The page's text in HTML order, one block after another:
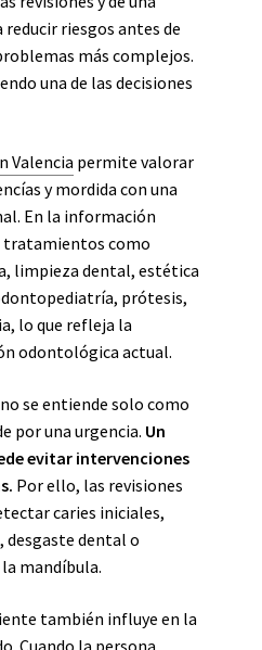
reducir riesgos antes de
más complejos.
una de las decisiones
Valencia permite valorar
y mordida con una
En la información
tratamientos como
limpieza dental, estética
prótesis,
lo que refleja la
odontológica actual.
se entiende solo como
por una urgencia. Un
evitar intervenciones
Por ello, las revisiones
caries iniciales,
desgaste dental o
mandíbula.
también influye en la
Cuando la persona